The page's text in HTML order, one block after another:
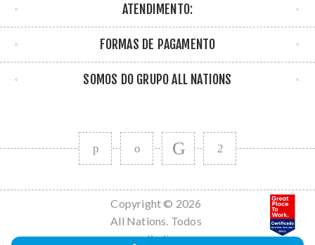
ATENDIMENTO:
FORMAS DE PAGAMENTO
SOMOS DO GRUPO ALL NATIONS
Copyright © 2026
All Nations. Todos
os direitos